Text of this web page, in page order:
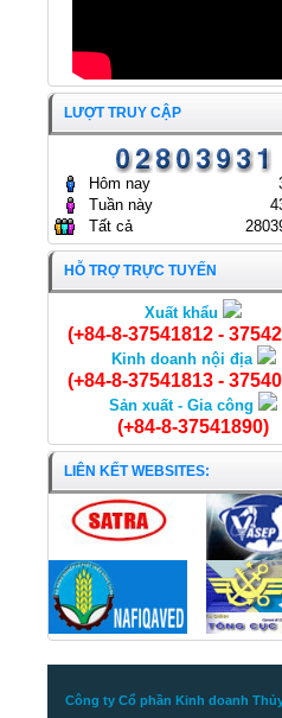
Cá Chạch nguyên con
LƯỢT TRUY CẬP
Hôm nay
Tuần này
Tất cả
HỖ TRỢ TRỰC TUYẾN
Xuất khẩu
(+84-8-37541812 -
Kinh doanh nội địa
(+84-8-37541813 -
Sản xuất - Gia công
(+84-8-37541890)
LIÊN KẾT WEBSITES:
Công ty Cổ phần Kinh doanh